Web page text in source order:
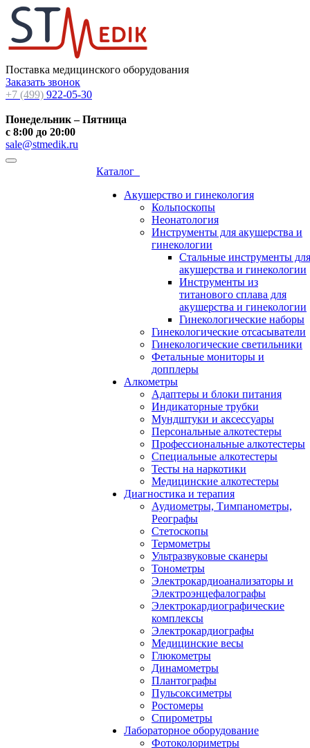
Поставка медицинского оборудования
Заказать звонок
+7 (499) 922-05-30
Понедельник – Пятница
с 8:00 до 20:00
sale@stmedik.ru
Каталог
Акушерство и гинекология
Кольпоскопы
Неонатология
Инструменты для акушерства и
гинекологии
Стальные инструменты для
акушерства и гинекологии
Инструменты из
титанового сплава для
акушерства и гинекологии
Гинекологические наборы
Гинекологические отсасыватели
Гинекологические светильники
Фетальные мониторы и
допплеры
Алкометры
Адаптеры и блоки питания
Индикаторные трубки
Мундштуки и аксессуары
Персональные алкотестеры
Профессиональные алкотестеры
Специальные алкотестеры
Тесты на наркотики
Медицинские алкотестеры
Диагностика и терапия
Аудиометры, Тимпанометры,
Реографы
Стетоскопы
Термометры
Ультразвуковые сканеры
Тонометры
Электрокардиоанализаторы и
Электроэнцефалографы
Электрокардиографические
комплексы
Электрокардиографы
Медицинские весы
Глюкометры
Динамометры
Плантографы
Пульсоксиметры
Ростомеры
Спирометры
Лабораторное оборудование
Фотоколориметры